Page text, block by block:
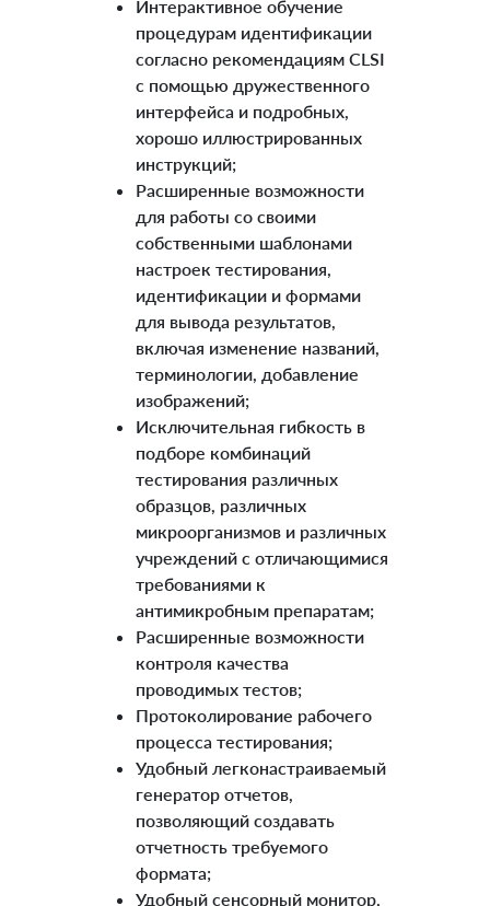
Интерактивное обучение
процедурам идентификации
согласно рекомендациям CLSI
с помощью дружественного
интерфейса и подробных,
хорошо иллюстрированных
инструкций;
Расширенные возможности
для работы со своими
собственными шаблонами
настроек тестирования,
идентификации и формами
для вывода результатов,
включая изменение названий,
терминологии, добавление
изображений;
Исключительная гибкость в
подборе комбинаций
тестирования различных
образцов, различных
микроорганизмов и различных
учреждений с отличающимися
требованиями к
антимикробным препаратам;
Расширенные возможности
контроля качества
проводимых тестов;
Протоколирование рабочего
процесса тестирования;
Удобный легконастраиваемый
генератор отчетов,
позволяющий создавать
отчетность требуемого
формата;
Удобный сенсорный монитор,